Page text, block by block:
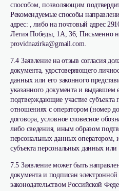
способом, позволяющим
Рекомендуемые способы
адрес: , либо на почтовый адрес
Летия Победы, 1А, 36; Письменно
providnazirka@gmail.com.
7.4 Заявление на отзыв согласия
документа, удостоверяющего
данных или его законного
указанного документа и выдавшем
подтверждающие участие субъекта
отношениях с оператором (номер
договора, условное словесное
либо сведения, иным образом
персональных данных оператором,
субъекта персональных данных или
7.5 Заявление может быть
документа и подписан
законодательством Российской